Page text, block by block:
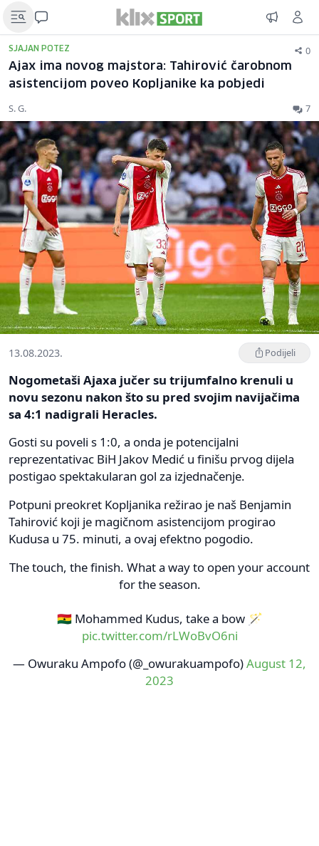
SJAJAN POTEZ 0
Ajax ima novog majstora: Tahirović čarobnom
asistencijom poveo Kopljanike ka pobjedi
S. G. 7
13.08.2023. Podijeli
Nogometaši Ajaxa jučer su trijumfalno krenuli u
novu sezonu nakon što su pred svojim navijačima
sa 4:1 nadigrali Heracles.
Gosti su poveli s 1:0, a onda je potencijalni
reprezentativac BiH Jakov Medić u finišu prvog dijela
postigao spektakularan gol za izjednačenje.
Potpuni preokret Kopljanika režirao je naš Benjamin
Tahirović koji je magičnom asistencijom progirao
Kudusa u 75. minuti, a ovaj efektno pogodio.
The touch, the finish. What a way to open your account
for the season.
🇬🇭 Mohammed Kudus, take a bow 🪄
pic.twitter.com/rLWoBvO6ni
— Owuraku Ampofo (@_owurakuampofo)August 12,
2023